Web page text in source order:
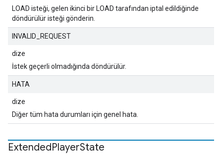
LOAD isteği, gelen ikinci bir LOAD tarafından iptal edildiğinde
döndürülür isteği gönderin.
INVALID_REQUEST
dize
İstek geçerli olmadığında döndürülür.
HATA
dize
Diğer tüm hata durumları için genel hata.
ExtendedPlayerState